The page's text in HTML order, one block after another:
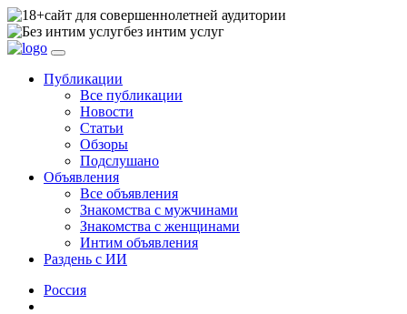
сайт для совершеннолетней аудитории
без интим услуг
Публикации
Все публикации
Новости
Статьи
Обзоры
Подслушано
Объявления
Все объявления
Знакомства с мужчинами
Знакомства с женщинами
Интим объявления
Раздень с ИИ
Россия